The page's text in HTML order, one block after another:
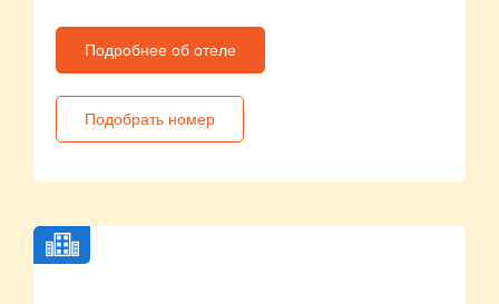
Подробнее об отеле
Подобрать номер